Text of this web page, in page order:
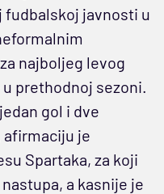
fudbalskoj javnosti u
najboljeg levog
prethodnoj sezoni.
gol i dve
afirmaciju je
Spartaka, za koji
a kasnije je